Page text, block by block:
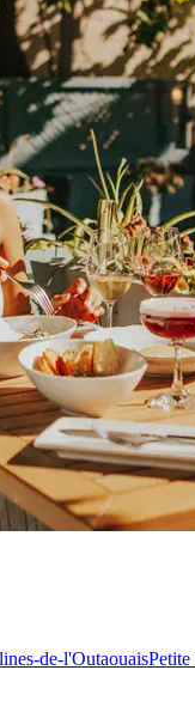
de-l'Outaouais